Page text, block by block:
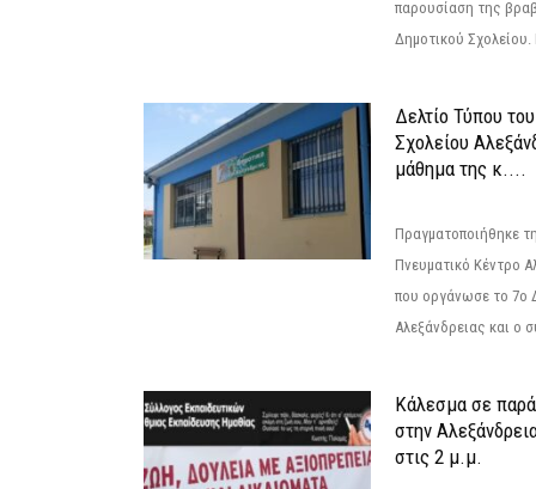
παρουσίαση της
Δημοτικού Σχολείου.
Δελτίο Τύπου
Σχολείου
μάθημα της κ....
Πραγματοποιήθηκε
Πνευματικό Κέντρο
που οργάνωσε το 7ο
Αλεξάνδρειας και ο
Κάλεσμα σε
στην
στις 2 μ.μ.